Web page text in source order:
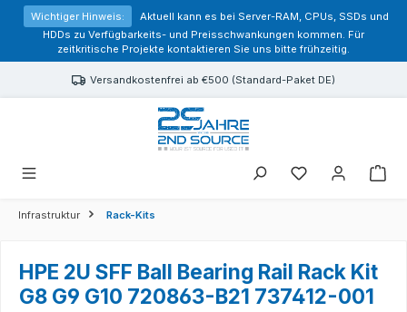
springen
Wichtiger Hinweis:
Aktuell kann es bei Server-RAM, CPUs, SSDs und
HDDs zu Verfügbarkeits- und Preisschwankungen kommen. Für
zeitkritische Projekte kontaktieren Sie uns bitte frühzeitig.
Versandkostenfrei ab €500 (Standard-Paket DE)
Sie haben 0
Infrastruktur Rack-Kits
HPE 2U SFF Ball Bearing Rail Rack Kit
G8 G9 G10 720863-B21 737412-001